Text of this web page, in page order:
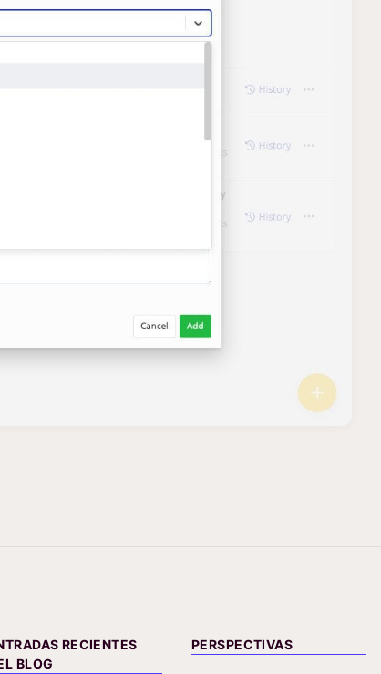
RECIENTES
BLOG
PERSPECTIVAS